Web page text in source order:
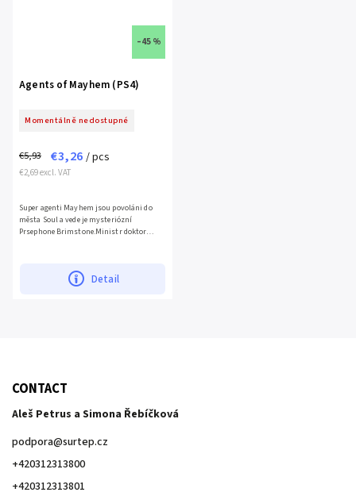
–45 %
Agents of Mayhem (PS4)
Momentálně nedostupné
€2,69 excl. VAT
€5,93 €3,26 / pcs
Detail
Super agenti Mayhem jsou povoláni do
města Soul a vede je mysteriózní
Prsephone Brimstone.Ministr doktor
CONTACT
Aleš Petrus a Simona Řebíčková
podpora@surtep.cz
+420312313800
+420312313801